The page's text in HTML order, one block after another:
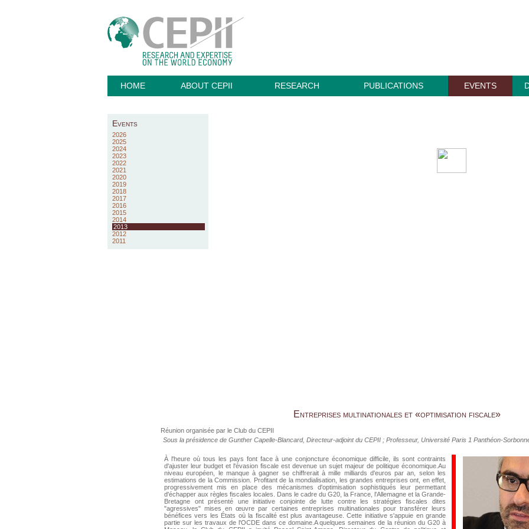
HOME ABOUT CEPII RESEARCH PUBLICATIONS EVENTS
Events
2026
2025
2024
2023
2022
2021
2020
2019
2018
2017
2016
2015
2014
2013
2012
2011
Entreprises multinationales et «optimisation fiscale»
Réunion organisée par le Club du CEPII
Sous la présidence de Gunther Capelle-Blancard, Directeur-adjoint du CEPII ; Professeur, Université Paris 1 Panthéon-
À l'heure où tous les pays font face à une conjoncture économique difficile, ils sont contraints
d'ajuster leur budget et l'évasion fiscale est devenue un sujet majeur de politique économique.Au
niveau européen, le manque à gagner se chiffrerait à mille milliards d'euros par an, selon les
estimations de la Commission. Profitant de la mondialisation, les grandes entreprises ont, en effet,
progressivement mis en place des mécanismes d'optimisation sophistiqués leur permettant
d'échapper aux règles fiscales locales. Dans le cadre du G20, la France, l'Allemagne et la Grande-
Bretagne ont présenté une initiative conjointe de lutte contre les stratégies fiscales dites
"agressives" mises en œuvre par certaines entreprises multinationales pour transférer leurs
bénéfices vers les États où la fiscalité est plus avantageuse. Cette initiative s'appuie en grande
partie sur les travaux de l'OCDE dans ce domaine.A quelques semaines de la réunion du G20 à